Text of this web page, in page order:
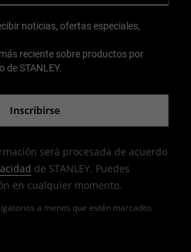
a menos que estén marcados
noticias, ofertas especiales,
reciente sobre productos por
de STANLEY.
será procesada de acuerdo
de STANLEY. Puedes
en cualquier momento.